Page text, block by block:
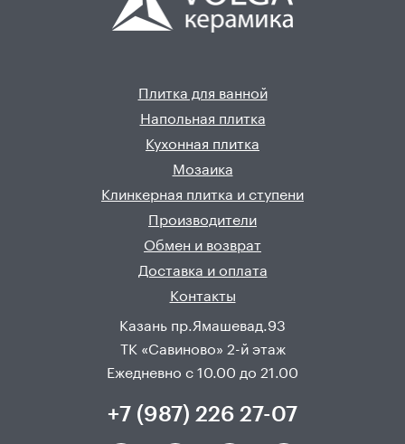
Плитка для ванной
Напольная плитка
Кухонная плитка
Мозаика
Клинкерная плитка и ступени
Производители
Обмен и возврат
Доставка и оплата
Контакты
Казань пр.Ямашевад.93
ТК «Савиново» 2-й этаж
Ежедневно с 10.00 до 21.00
+7 (987) 226 27-07